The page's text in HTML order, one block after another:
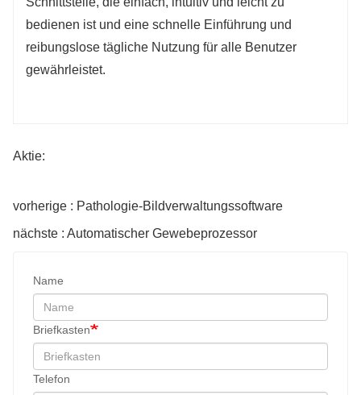
bedienen ist und eine schnelle Einführung und
reibungslose tägliche Nutzung für alle Benutzer
gewährleistet.
Aktie:
vorherige : Pathologie-Bildverwaltungssoftware
nächste : Automatischer Gewebeprozessor
Name
Briefkasten
Telefon